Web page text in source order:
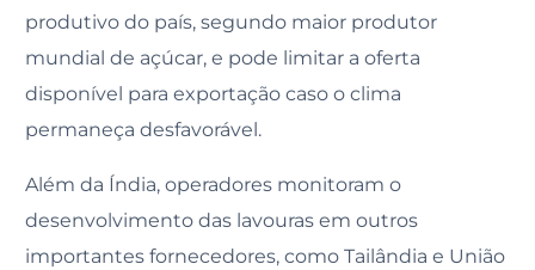
produtivo do país, segundo maior produtor
mundial de açúcar, e pode limitar a oferta
disponível para exportação caso o clima
permaneça desfavorável.
Além da Índia, operadores monitoram o
desenvolvimento das lavouras em outros
importantes fornecedores, como Tailândia e União